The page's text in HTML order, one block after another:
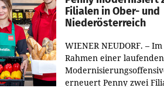
Filialen in Ober- und
Niederösterreich
WIENER NEUDORF. – Im
Rahmen einer laufenden
erneuert Penny zwei